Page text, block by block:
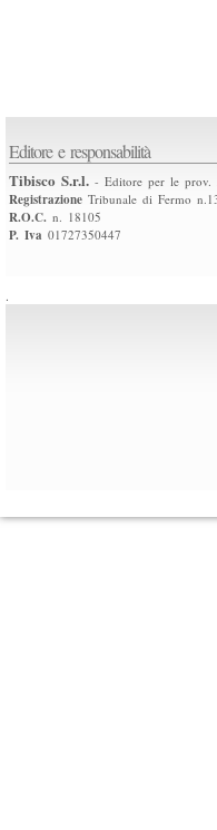
Editore e responsabilità
Tibisco S.r.l. - Editore per le prov.
Registrazione Tribunale di Fermo
R.O.C. n. 18105
P. Iva 01727350447
.